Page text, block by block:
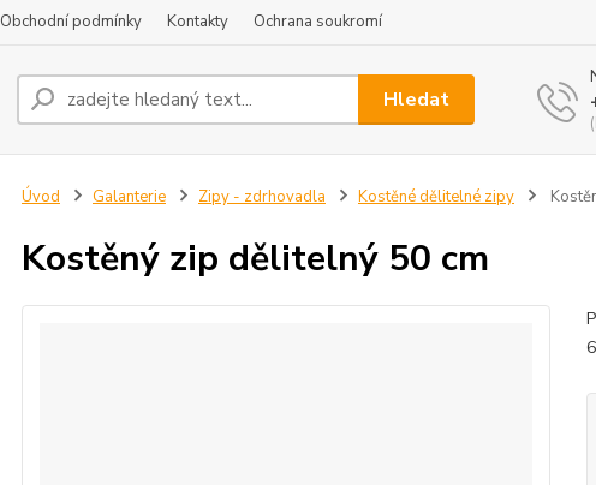
Obchodní podmínky Kontakty Ochrana soukromí
Hledat
Úvod Galanterie Zipy - zdrhovadla Kostěné dělitelné zipy
Kostěný zip dělitelný 50 cm